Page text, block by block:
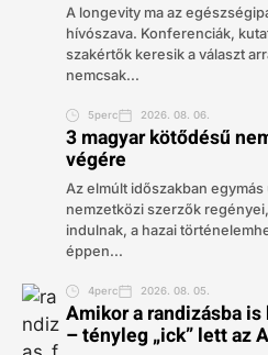
A longevity ma az
hívószava. Konferenciák,
szakértők keresik a választ
nemcsak...
5perc 2026. 08. 06.
3 magyar kötődésű
végére
Az elmúlt időszakban
nemzetközi szerzők
indulnak, a hazai
éppen...
4perc 2026. 08. 05.
Amikor a randizásba
– tényleg „ick” lett az